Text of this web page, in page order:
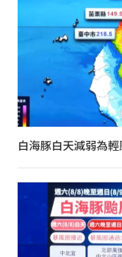
白海豚白天減弱為